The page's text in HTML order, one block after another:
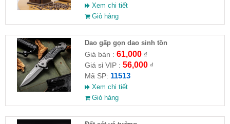
Xem chi tiết
Giỏ hàng
Dao gấp gọn dao sinh tồn
Giá bán : 61,000₫
Giá sỉ VIP : 56,000₫
Mã SP: 11513
Xem chi tiết
Giỏ hàng